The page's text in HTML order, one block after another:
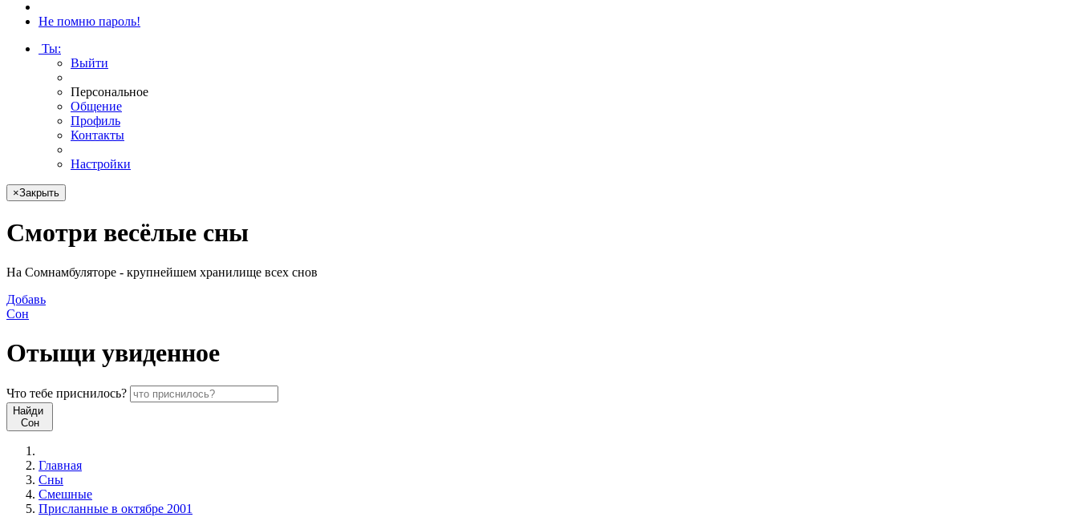
Не помню пароль!
Ты:
Выйти
Персональное
Общение
Профиль
Контакты
Настройки
×Закрыть
Смотри весёлые сны
На Сомнамбуляторе - крупнейшем хранилище всех снов
Добавь
Сон
Отыщи увиденное
Что тебе приснилось?
Найди
Сон
Главная
Сны
Смешные
Присланные в октябре 2001